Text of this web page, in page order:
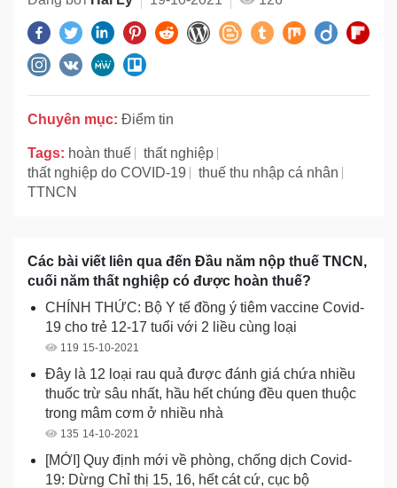
Chuyên mục: Điểm tin
Tags: hoàn thuế
thất nghiệp
thất nghiệp do COVID-19
thuế thu nhập cá nhân
TTNCN
Các bài viết liên qua đến Đầu năm nộp thuế TNCN,
cuối năm thất nghiệp có được hoàn thuế?
CHÍNH THỨC: Bộ Y tế đồng ý tiêm vaccine Covid-
19 cho trẻ 12-17 tuổi với 2 liều cùng loại
119 15-10-2021
Đây là 12 loại rau quả được đánh giá chứa nhiều
thuốc trừ sâu nhất, hầu hết chúng đều quen thuộc
trong mâm cơm ở nhiều nhà
135 14-10-2021
[MỚI] Quy định mới về phòng, chống dịch Covid-
19: Dừng Chỉ thị 15, 16, hết cát cứ, cục bộ